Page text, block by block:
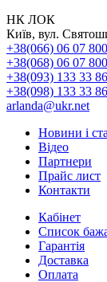
НК ЛОК
Київ, вул.
+38(066) 06 07 800
+38(068) 06 07 800
+38(093) 133 33 86
+38(098) 133 33 86
arlanda@ukr.net
Новини і
Відео
Партнери
Прайс лист
Контакти
Кабінет
Список
Гарантія
Доставка
Оплата